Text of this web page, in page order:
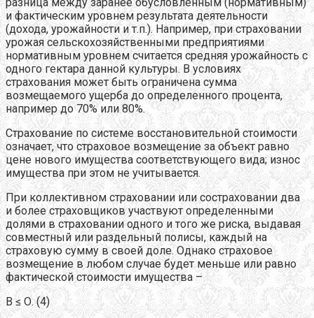
и фактическим уровнем результата деятельности
(дохода, урожайности и т.п.). Например, при страховании
урожая сельскохозяйственными предприятиями
нормативным уровнем считается средняя урожайность с
одного гектара данной культуры. В условиях
страхования может быть ограничена сумма
возмещаемого ущерба до определенного процента,
например до 70% или 80%.
Страхование по системе восстановительной стоимости
означает, что страховое возмещение за объект равно
цене нового имущества соответствующего вида; износ
имущества при этом не учитывается.
При коллективном страховании или состраховании два
и более страховщиков участвуют определенными
долями в страховании одного и того же риска, выдавая
совместный или раздельный полисы, каждый на
страховую сумму в своей доле. Однако страховое
возмещение в любом случае будет меньше или равно
фактической стоимости имущества –
В ≤ О. (4)